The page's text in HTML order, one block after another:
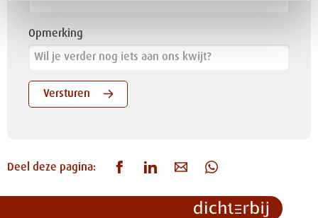
Opmerking
Versturen
Deel deze pagina: